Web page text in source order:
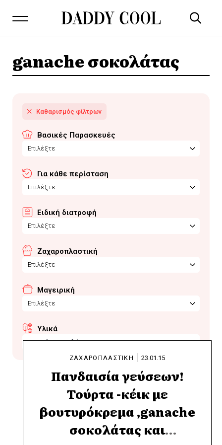
ganache σοκολάτας
Βασικές Παρασκευές
Επιλέξτε
Για κάθε περίσταση
Επιλέξτε
Ειδική διατροφή
Επιλέξτε
Ζαχαροπλαστική
Επιλέξτε
Μαγειρική
Επιλέξτε
Υλικά
ganache σοκολάτας
ΖΑΧΑΡΟΠΛΑΣΤΙΚΗ 23.01.15
Πανδαισία γεύσεων!
Τούρτα -κέικ με
βουτυρόκρεμα ,ganache
σοκολάτας και